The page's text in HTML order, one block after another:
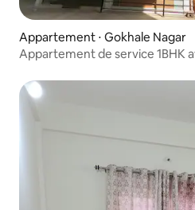
Appartement ⋅ Gokhale Nagar
Appartement de service 1BHK